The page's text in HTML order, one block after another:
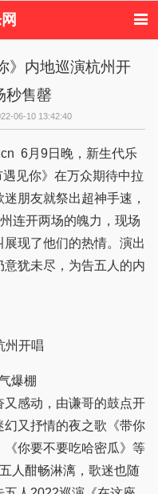
国娱乐
欧美娱乐
视新闻
明星八卦
》内地巡演杭州开
秒售罄
06-10 13:42:40
6月9日晚，新生代乐
遇见你》在万众期待中拉
朋友就祭出超神手速，
连开两场的魄力，现场
现了他们的热情。演出
犹未尽，为告五人的内
州开唱
爆棚
感动，由谦哥的鼓点开
幻又抒情的夜之歌《带你
你要不要吃哈密瓜》等
人酣畅淋漓，歌迷也随